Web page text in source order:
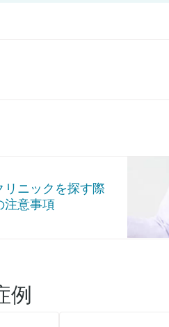
リニックを探す際
注意事項
例